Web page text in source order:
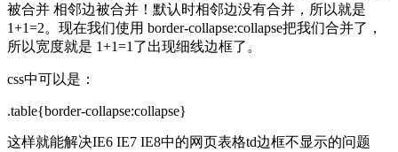
被合并 相邻边被合并！默认时相邻边没有合并，所以就是
1+1=2。现在我们使用 border-collapse:collapse把我们合并了，
所以宽度就是 1+1=1了出现细线边框了。
css中可以是：
.table{border-collapse:collapse}
这样就能解决IE6 IE7 IE8中的网页表格td边框不显示的问题